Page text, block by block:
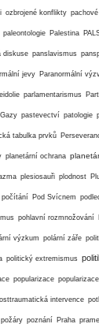
ozbrojené konflikty
paleontologie Palestina
diskuse panslavismus
jevy Paranormální
parlamentarismus
pastevectví patologie
tabulka prvků
planetární ochrana
plesiosauři plodnost
počítání Pod Svícnem
pohlavní rozmnožování
výzkum polární záře
politický extremismus
popularizace
intervence
požáry poznání Praha